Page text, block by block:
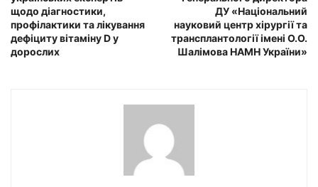
щодо діагностики,
профілактики та лікування
дефіциту вітаміну D у
дорослих
ДУ «Національний
науковий центр хірургії та
трансплантології імені О.О.
Шалімова НАМН України»